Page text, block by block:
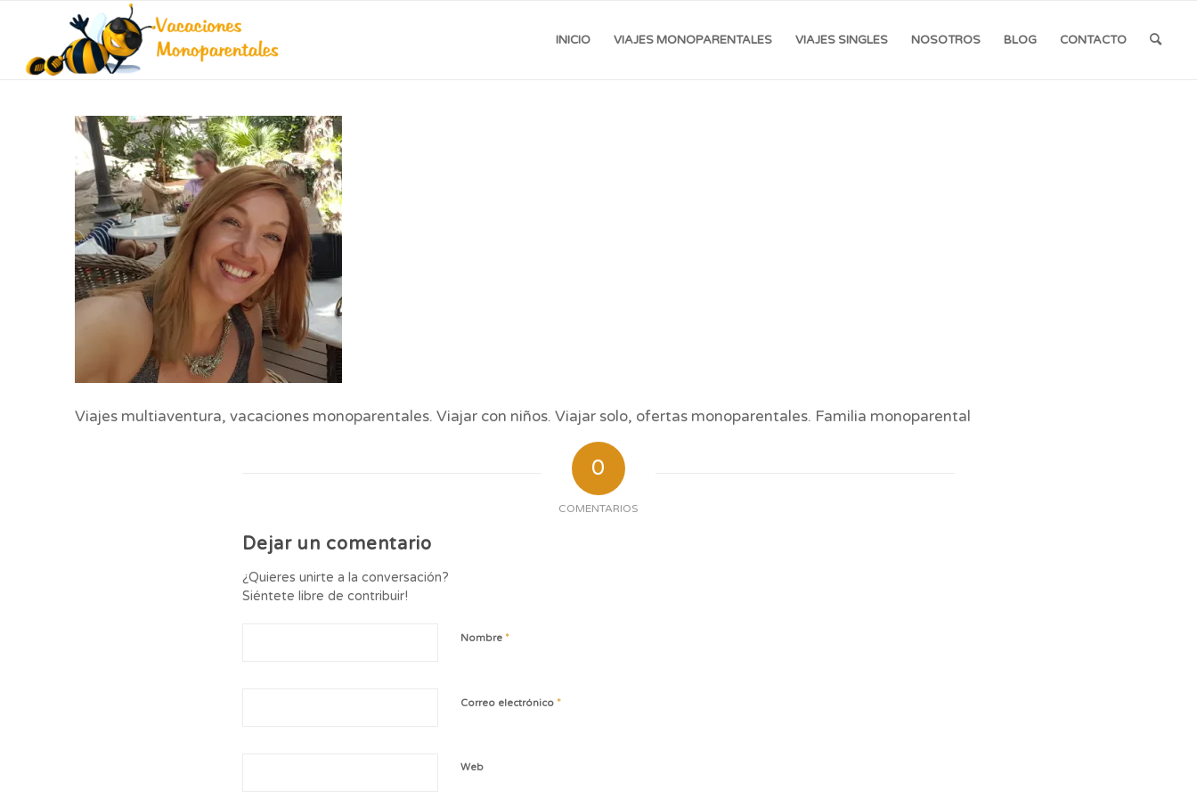
INICIO VIAJES MONOPARENTALES VIAJES SINGLES NOSOTROS BLOG CONTACTO
Viajes multiaventura, vacaciones monoparentales. Viajar con niños. Viajar solo, ofertas monoparentales. Familia monoparental
0
COMENTARIOS
Dejar un comentario
¿Quieres unirte a la conversación?
Siéntete libre de contribuir!
Nombre *
Correo electrónico *
Web